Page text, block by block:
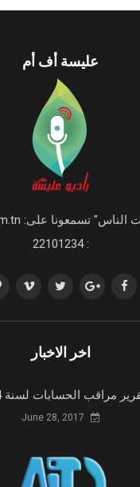
عليسة أف أم
: 22101234
اخر الاخبار
مراقب الحسابات لسنة 2024